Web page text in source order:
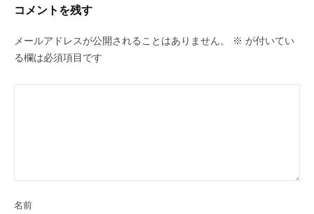
コメントを残す
メールアドレスが公開されることはありません。 ※ が付いてい
る欄は必須項目です
名前